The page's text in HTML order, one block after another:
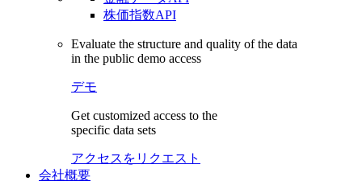
株価指数API
Evaluate the structure and quality of the data
in the public demo access
デモ
Get customized access to the
specific data sets
アクセスをリクエスト
会社概要